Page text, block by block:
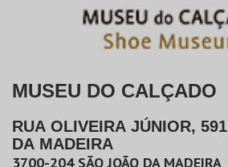
MUSEU DO CALÇADO
RUA OLIVEIRA JÚNIOR, 591
DA MADEIRA
3700-204 SÃO JOÃO DA MADEIRA